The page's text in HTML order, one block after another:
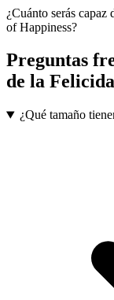
¿Cuánto serás
of Happiness?
Preguntas
de la
¿Qué tamaño